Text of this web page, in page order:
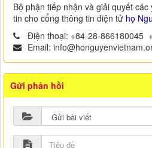
Bộ phận tiếp nhận và giải quyết
tin cho cổng thông tin điện tử họ
Điện thoại: +84-28-866180045
Email:
Gửi phản hồi